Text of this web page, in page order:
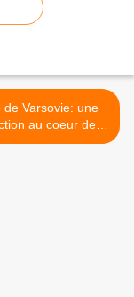
de Varsovie: une
au coeur des
hommage le 18